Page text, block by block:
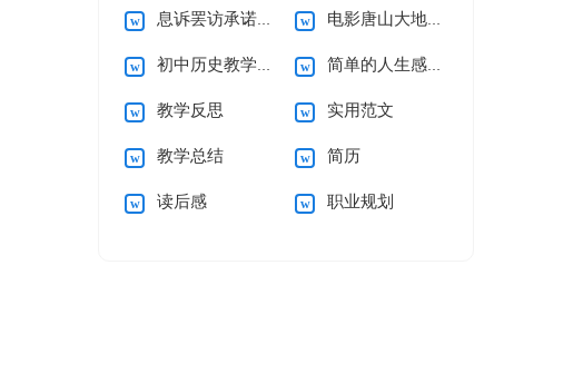
息诉罢访承诺书集合六篇 电影唐山大地震观后感
初中历史教学总结合集七篇 简单的人生感言语录合集47条
教学反思 实用范文
教学总结 简历
读后感 职业规划